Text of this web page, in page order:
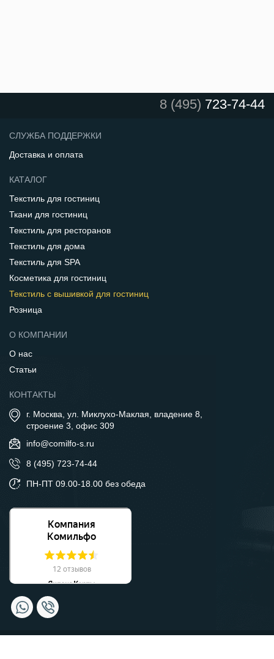
8 (495) 723-74-44
СЛУЖБА ПОДДЕРЖКИ
Доставка и оплата
КАТАЛОГ
Текстиль для гостиниц
Ткани для гостиниц
Текстиль для ресторанов
Текстиль для дома
Текстиль для SPA
Косметика для гостиниц
Текстиль с вышивкой для гостиниц
Розница
О КОМПАНИИ
О нас
Статьи
КОНТАКТЫ
г. Москва, ул. Миклухо-Маклая, владение 8,
строение 3, офис 309
info@comilfo-s.ru
8 (495) 723-74-44
ПН-ПТ 09.00-18.00 без обеда